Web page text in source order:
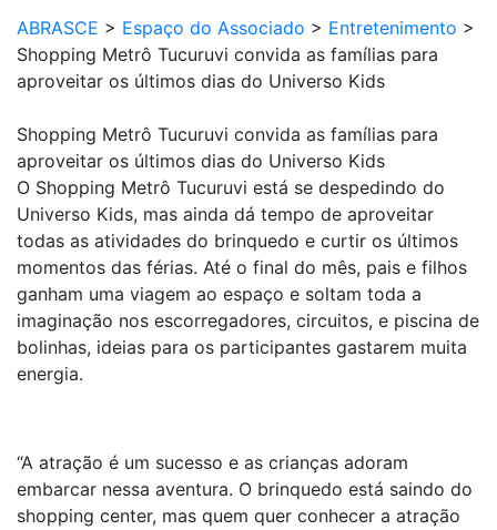
ABRASCE > Espaço do Associado > Entretenimento >
Shopping Metrô Tucuruvi convida as famílias para
aproveitar os últimos dias do Universo Kids
Shopping Metrô Tucuruvi convida as famílias para
aproveitar os últimos dias do Universo Kids
O Shopping Metrô Tucuruvi está se despedindo do
Universo Kids, mas ainda dá tempo de aproveitar
todas as atividades do brinquedo e curtir os últimos
momentos das férias. Até o final do mês, pais e filhos
ganham uma viagem ao espaço e soltam toda a
imaginação nos escorregadores, circuitos, e piscina de
bolinhas, ideias para os participantes gastarem muita
energia.
“A atração é um sucesso e as crianças adoram
embarcar nessa aventura. O brinquedo está saindo do
shopping center, mas quem quer conhecer a atração